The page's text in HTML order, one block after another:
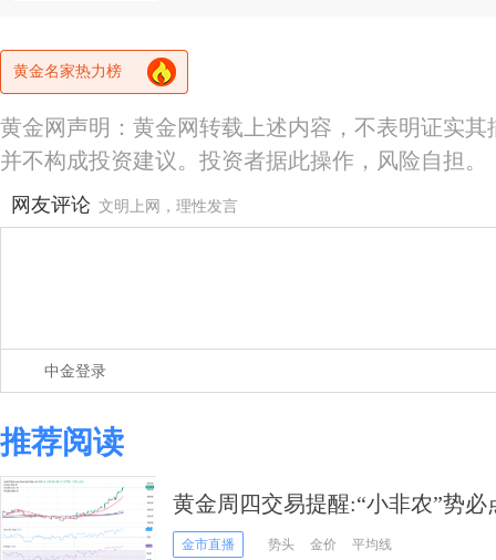
黄金名家热力榜
黄金网声明：黄金网转载上述内容，不表明证实
并不构成投资建议。投资者据此操作，风险自担。
网友评论 文明上网，理性发言
中金登录
推荐阅读
黄金周四交易提醒:“小非农”势必
分析师金价技术前景分析
金市直播 势头 金价 平均线